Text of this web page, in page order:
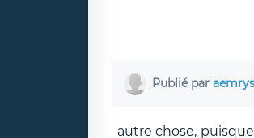
Publié par aemrys
autre chose,